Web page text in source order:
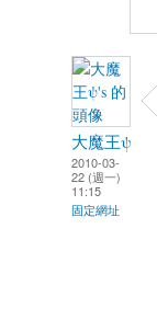
大魔王ψ
2010-03-
22 (週一)
11:15
固定網址